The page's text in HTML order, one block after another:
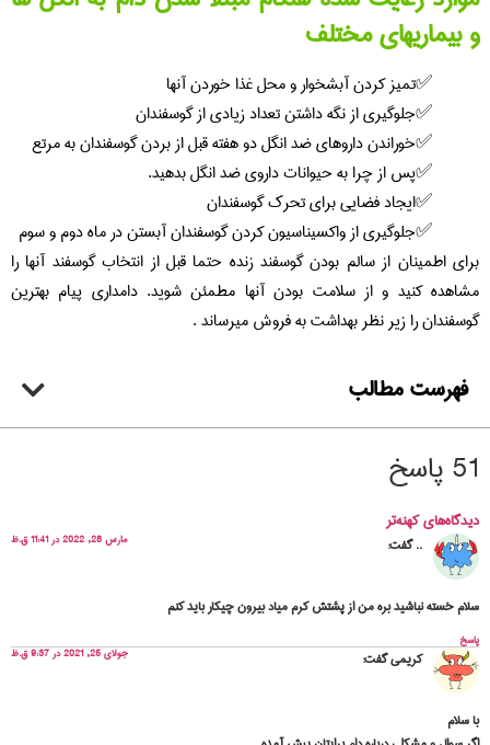
و بیماریهای مختلف
تمیز کردن آبشخوار و محل غذا خوردن آنها
جلوگیری از نگه داشتن تعداد زیادی از گوسفندان
خوراندن داروهای ضد انگل دو هفته قبل از بردن گوسفندان به مرتع
پس از چرا به حیوانات داروی ضد انگل بدهید.
ایجاد فضایی برای تحرک گوسفندان
جلوگیری از واکسیناسیون کردن گوسفندان آبستن در ماه دوم و سوم
برای اطمینان از سالم بودن گوسفند زنده حتما قبل از انتخاب گوسفند آنها را
مشاهده کنید و از سلامت بودن آنها مطمئن شوید. دامداری پیام بهترین
گوسفندان را زیر نظر بهداشت به فروش میرساند .
فهرست مطالب
51 پاسخ
دیدگاه‌های کهنه‌تر
..گفت: مارس 28, 2022 در 11:41 ق.ظ
سلام خسته نباشید بره من از پشتش کرم میاد بیرون چیکار باید کنم
پاسخ
کریمیگفت: جولای 25, 2021 در 9:37 ق.ظ
با سلام